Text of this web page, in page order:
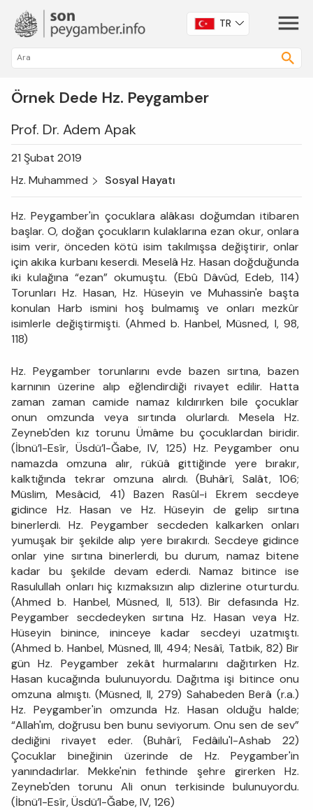
TR
Örnek Dede Hz. Peygamber
Prof. Dr. Adem Apak
21 Şubat 2019
Hz. Muhammed
Sosyal Hayatı
Hz. Peygamber'in çocuklara alâkası doğumdan itibaren
başlar. O, doğan çocukların kulaklarına ezan okur, onlara
isim verir, önceden kötü isim takılmışsa değiştirir, onlar
için akika kurbanı keserdi. Meselâ Hz. Hasan doğduğunda
iki kulağına “ezan” okumuştu. (Ebû Dâvûd, Edeb, 114)
Torunları Hz. Hasan, Hz. Hüseyin ve Muhassin'e başta
konulan Harb ismini hoş bulmamış ve onları mezkûr
isimlerle değiştirmişti. (Ahmed b. Hanbel, Müsned, I, 98,
118)
Hz. Peygamber torunlarını evde bazen sırtına, bazen
karnının üzerine alıp eğlendirdiği rivayet edilir. Hatta
zaman zaman camide namaz kıldırırken bile çocuklar
onun omzunda veya sırtında olurlardı. Mesela Hz.
Zeyneb'den kız torunu Ümâme bu çocuklardan biridir.
(İbnü’l-Esîr, Üsdü’l-Ğabe, IV, 125) Hz. Peygamber onu
namazda omzuna alır, rüküâ gittiğinde yere bırakır,
kalktığında tekrar omzuna alırdı. (Buhârî, Salât, 106;
Müslim, Mesâcid, 41) Bazen Rasûl-i Ekrem secdeye
gidince Hz. Hasan ve Hz. Hüseyin de gelip sırtına
binerlerdi. Hz. Peygamber secdeden kalkarken onları
yumuşak bir şekilde alıp yere bırakırdı. Secdeye gidince
onlar yine sırtına binerlerdi, bu durum, namaz bitene
kadar bu şekilde devam ederdi. Namaz bitince ise
Rasulullah onları hiç kızmaksızın alıp dizlerine oturturdu.
(Ahmed b. Hanbel, Müsned, II, 513). Bir defasında Hz.
Peygamber secdedeyken sırtına Hz. Hasan veya Hz.
Hüseyin binince, ininceye kadar secdeyi uzatmıştı.
(Ahmed b. Hanbel, Müsned, III, 494; Nesâî, Tatbik, 82) Bir
gün Hz. Peygamber zekât hurmalarını dağıtırken Hz.
Hasan kucağında bulunuyordu. Dağıtma işi bitince onu
omzuna almıştı. (Müsned, II, 279) Sahabeden Berâ (r.a.)
Hz. Peygamber'in omzunda Hz. Hasan olduğu halde;
“Allah'ım, doğrusu ben bunu seviyorum. Onu sen de sev”
dediğini rivayet eder. (Buhârî, Fedâilu'l-Ashab 22)
Çocuklar bineğinin üzerinde de Hz. Peygamber'in
yanındadırlar. Mekke'nin fethinde şehre girerken Hz.
Zeyneb'den torunu Ali onun terkisinde bulunuyordu.
(İbnü’l-Esîr, Üsdü’l-Ğabe, IV, 126)